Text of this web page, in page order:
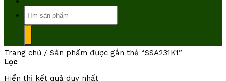
kiếm:
Trang chủ / Sản phẩm được gắn thẻ “SSA231K1”
Lọc
Hiển thị kết quả duy nhất